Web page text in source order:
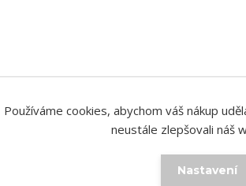
Vytvořeno na
Používáme cookies, abychom váš nákup
neustále zlepšovali náš
Nastavení